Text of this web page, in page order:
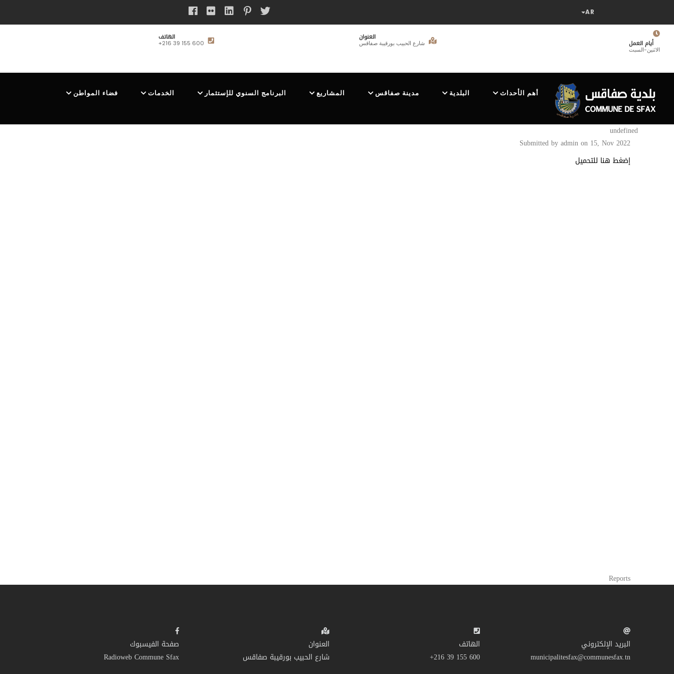
المحتوى
الرئيسيأيام العمل
الاثنين-السبت
العنوان
شارع الحبيب بورقيبة صفاقس
الهاتف
+216 39 155 600
NAVIGATION
أهم الأحداث البلدية مدينة صفاقس المشاريع البرنامج السنوي للإستثمار الخدمات فضاء المواطن
undefined
Submitted byadminon 15, Nov 2022
إضغط هنا للتحميل
Reports
صفحة الفيسبوك
Radioweb Commune Sfax
العنوان
شارع الحبيب بورقيبة صفاقس
الهاتف
600 155 39 216+
البريد الإلكتروني
municipalitesfax@communesfax.tn